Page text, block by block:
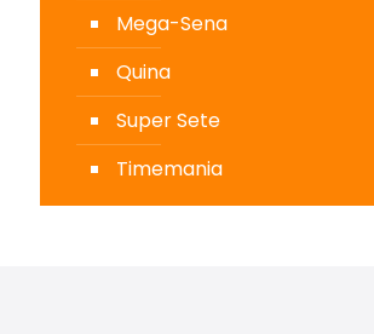
Mega-Sena
Quina
Super Sete
Timemania